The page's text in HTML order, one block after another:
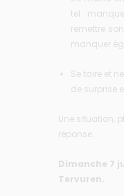
tel
remettre
manquer
Se taire et
de surprise
Une situation,
réponse.
Dimanche 7
Tervuren.